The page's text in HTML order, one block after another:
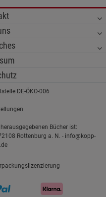
DE-ÖKO-006
Bücher ist:
Rottenburg a. N. - info@kopp-